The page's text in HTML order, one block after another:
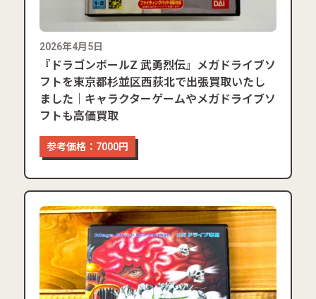
2026年4月5日
『ドラゴンボールZ 武勇烈伝』メガドライブソ
フトを東京都杉並区西荻北で出張買取いたし
ました｜キャラクターゲームやメガドライブソ
フトも高価買取
参考価格：7000円